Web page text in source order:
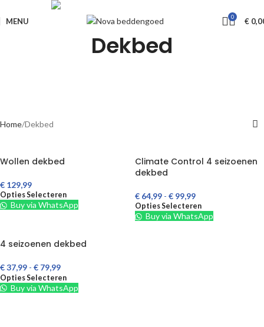
MENU 0 €
Dekbed
Home Dekbed
Wollen dekbed
€ 129,99
Opties Selecteren
Buy via WhatsApp
Climate Control 4 seizoenen
dekbed
€ 64,99 - € 99,99
Opties Selecteren
Buy via WhatsApp
4 seizoenen dekbed
€37,99 - € 79,99
Opties Selecteren
Buy via WhatsApp